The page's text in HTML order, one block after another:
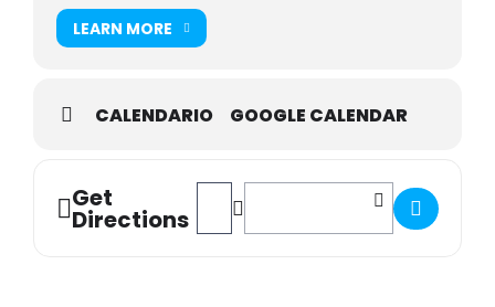
LEARN MORE
CALENDARIO GOOGLE CALENDAR
Get
Directions
Address - XXXVI Salón de Primavera de
Destination Address - XXXVI